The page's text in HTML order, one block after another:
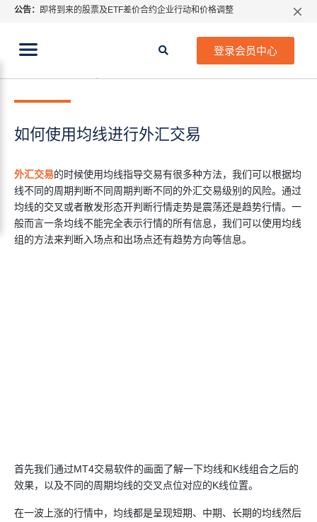
公告： 即将到来的股票及ETF差价合约企业行动和价格调整
登录会员中心
当前位置: 如何使用均线进行外汇交易
如何使用均线进行外汇交易
外汇交易的时候使用均线指导交易有很多种方法，我们可以根据均
线不同的周期判断不同周期判断不同的外汇交易级别的风险。通过
均线的交叉或者散发形态开判断行情走势是震荡还是趋势行情。一
般而言一条均线不能完全表示行情的所有信息，我们可以使用均线
组的方法来判断入场点和出场点还有趋势方向等信息。
首先我们通过MT4交易软件的画面了解一下均线和K线组合之后的
效果，以及不同的周期均线的交叉点位对应的K线位置。
在一波上涨的行情中，均线都是呈现短期、中期、长期的均线然后